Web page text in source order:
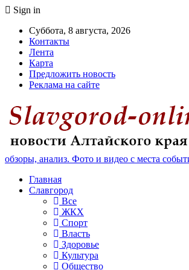
Sign in
Суббота, 8 августа, 2026
Контакты
Лента
Карта
Предложить новость
Реклама на сайте
обзоры, анализ. Фото и видео с места
Главная
Славгород
Все
ЖКХ
Спорт
Власть
Здоровье
Культура
Общество